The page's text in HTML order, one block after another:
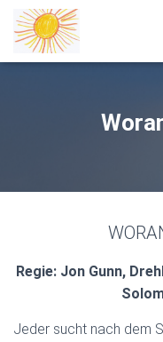
Regie: Jon Gunn,
Jeder sucht nach dem